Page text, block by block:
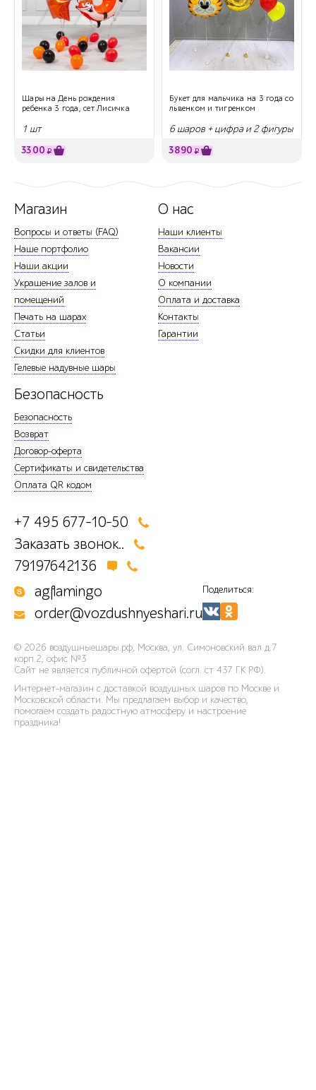
Шары на День рождения
ребенка 3 года, сет Лисичка
1 шт
3300 ₽
Букет для мальчика на 3 года со
львенком и тигренком
6 шаров + цифра и 2 фигуры
3890 ₽
Магазин
Вопросы и ответы (FAQ)
Наше портфолио
Наши акции
Украшение залов и
помещений
Печать на шарах
Статьи
Скидки для клиентов
Гелевые надувные шары
О нас
Наши клиенты
Вакансии
Новости
О компании
Оплата и доставка
Контакты
Гарантии
Безопасность
Безопасность
Возврат
Договор-оферта
Сертификаты и свидетельства
Оплата QR кодом
+7 495 677-10-50
Заказать звонок..
79197642136
agflamingo
order@vozdushnyeshari.ru
Поделиться:
© 2026 воздушныешары.рф, Москва, ул. Симоновский вал д.7
корп.2, офис №3
Сайт не является публичной офертой (согл. ст 437 ГК РФ).
Интернет-магазин с доставкой воздушных шаров по Москве и
Московской области. Мы предлагаем выбор и качество,
помогаем создать радостную атмосферу и настроение
праздника!